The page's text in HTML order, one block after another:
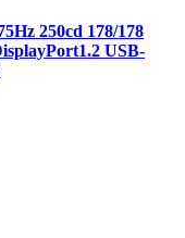
250cd 178/178
USB-